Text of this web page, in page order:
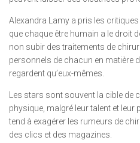
Alexandra Lamy a pris les
que chaque être humain a le droit
non subir des traitements de
personnels de chacun en matière
regardent qu’eux-mêmes.
Les stars sont souvent la cible de
physique, malgré leur talent et leur
tend à exagérer les rumeurs de
des clics et des magazines.